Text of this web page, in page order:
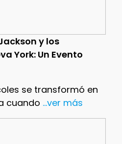
y los
York: Un Evento
se transformó en
cuando ...ver más